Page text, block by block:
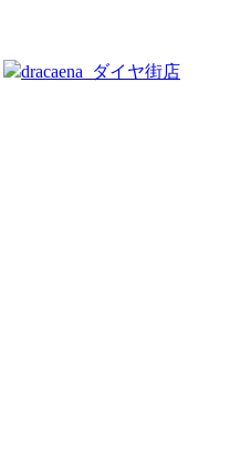
dracaena_ダイヤ街店